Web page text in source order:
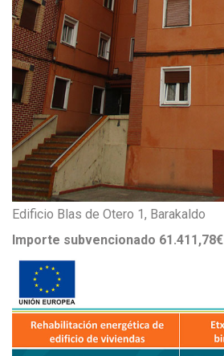
Edificio Blas de Otero 1, Barakaldo
Importe subvencionado 61.411,78€